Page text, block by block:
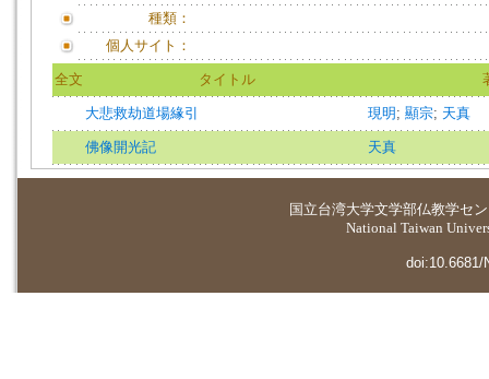
種類：
個人サイト：
全文 タイトル
大悲救劫道場緣引 現明 ; 顯宗; 天真
佛像開光記 天真
国立台湾大学文学部仏教学セ
National Taiwan
doi:10.6681/